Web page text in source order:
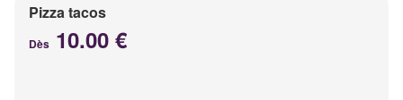
Pizza tacos
Dès 10.00 €